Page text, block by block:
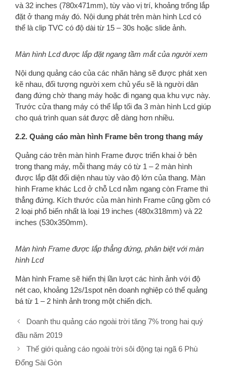
và 32 inches (780x471mm), tùy vào vị trí, khoảng trống lắp
đặt ở thang máy đó. Nội dung phát trên màn hình Lcd có
thể là clip TVC có độ dài từ 15 – 30s hoặc slide ảnh.
Màn hình Lcd được lắp đặt ngang tầm mắt của người xem
Nội dung quảng cáo của các nhãn hàng sẽ được phát xen
kẽ nhau, đối tượng người xem chủ yếu sẽ là người dân
đang đứng chờ thang máy hoặc đi ngang qua khu vực này.
Trước cửa thang máy có thể lắp tối đa 3 màn hình Lcd giúp
cho quá trình quan sát được dễ dàng hơn nhiều.
2.2. Quảng cáo màn hình Frame bên trong thang máy
Quảng cáo trên màn hình Frame được triển khai ở bên
trong thang máy, mỗi thang máy có từ 1 – 2 màn hình
được lắp đặt đối diện nhau tùy vào độ lớn của thang. Màn
hình Frame khác Lcd ở chỗ Lcd nằm ngang còn Frame thì
thẳng đứng. Kích thước của màn hình Frame cũng gồm có
2 loại phổ biến nhất là loại 19 inches (480x318mm) và 22
inches (530x350mm).
Màn hình Frame được lắp thẳng đứng, phân biệt với màn
hình Lcd
Màn hình Frame sẽ hiển thị lần lượt các hình ảnh với độ
nét cao, khoảng 12s/1spot nên doanh nghiệp có thể quảng
bá từ 1 – 2 hình ảnh trong một chiến dịch.
Điều
hướng
viết
Doanh thu quảng cáo ngoài trời tăng 7% trong hai quý
đầu năm 2019
Thế giới quảng cáo ngoài trời sôi động tại ngã 6 Phù
Đổng Sài Gòn